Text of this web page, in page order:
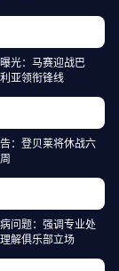
光：马赛迎战巴
亚领衔锋线
：登贝莱将休战六
问题：强调专业处
解俱乐部立场